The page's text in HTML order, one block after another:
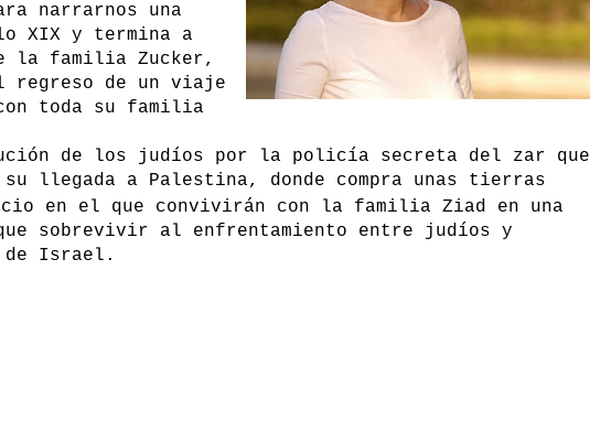
narrarnos una
XIX y termina a
la familia Zucker,
regreso de un viaje
toda su familia
de los judíos por la policía secreta del zar que
llegada a Palestina, donde compra unas tierras
en el que convivirán con la familia Ziad en una
sobrevivir al enfrentamiento entre judíos y
de Israel.